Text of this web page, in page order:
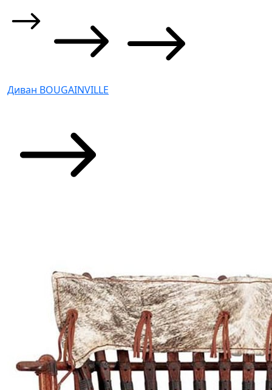
Диван BOUGAINVILLE